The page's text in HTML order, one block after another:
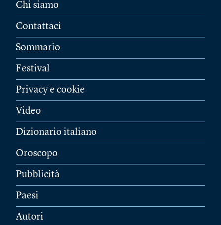
Chi siamo
Contattaci
Sommario
Festival
Privacy e cookie
Video
Dizionario italiano
Oroscopo
Pubblicità
Paesi
Autori